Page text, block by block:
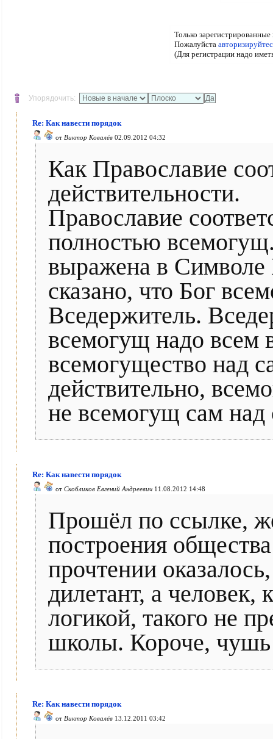
Только
Пожалуйста
(Для регистрации надо
Упорядочить:
Re: Как навести порядок
от Виктор Ковалёв 02.09.2012 04:32
Как Православие
действительности.
Православие
полностью
выражена в
сказано, что Бог
Вседержитель.
всемогущ надо всем
всемогущество над
действительно,
не всемогущ сам над
Re: Как навести порядок
от Скобликов Евгений Андреевич 11.08.2012 14:48
Прошёл по ссылке,
построения
прочтении
дилетант, а человек,
логикой, такого не
школы. Короче, чушь
Re: Как навести порядок
от Виктор Ковалёв 13.12.2011 03:42